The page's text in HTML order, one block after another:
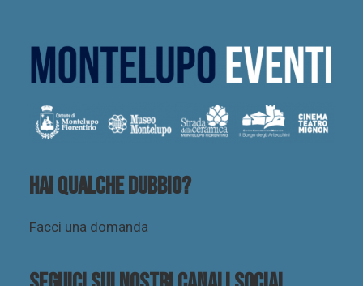
Hai qualche dubbio?
Facci una domanda